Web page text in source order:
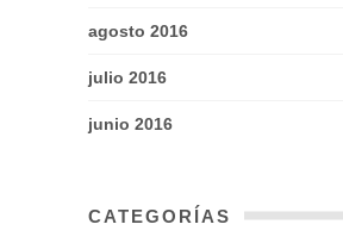
agosto 2016
julio 2016
junio 2016
CATEGORÍAS